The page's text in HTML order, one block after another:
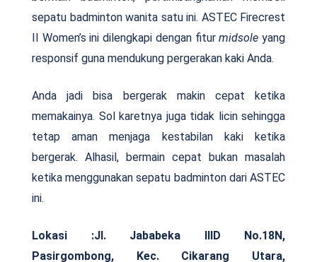
sepatu badminton wanita satu ini. ASTEC Firecrest
II Women’s ini dilengkapi dengan fiturmidsoleyang
responsif guna mendukung pergerakan kaki Anda.
Anda jadi bisa bergerak makin cepat ketika
memakainya. Sol karetnya juga tidak licin sehingga
tetap aman menjaga kestabilan kaki ketika
bergerak. Alhasil, bermain cepat bukan masalah
ketika menggunakan sepatu badminton dari ASTEC
ini.
Lokasi :Jl. Jababeka IIID No.18N,
Pasirgombong, Kec. Cikarang Utara,